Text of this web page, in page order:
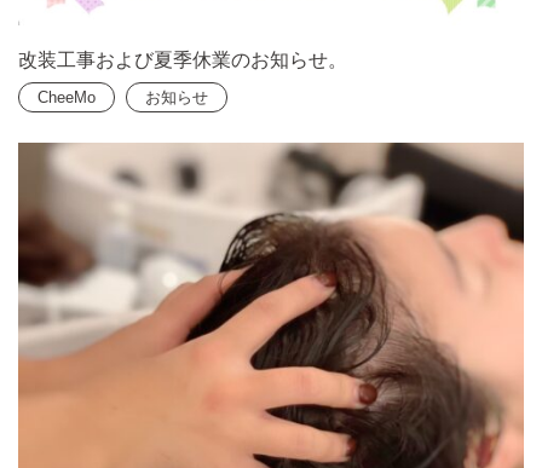
改装工事および夏季休業のお知らせ。
CheeMo お知らせ